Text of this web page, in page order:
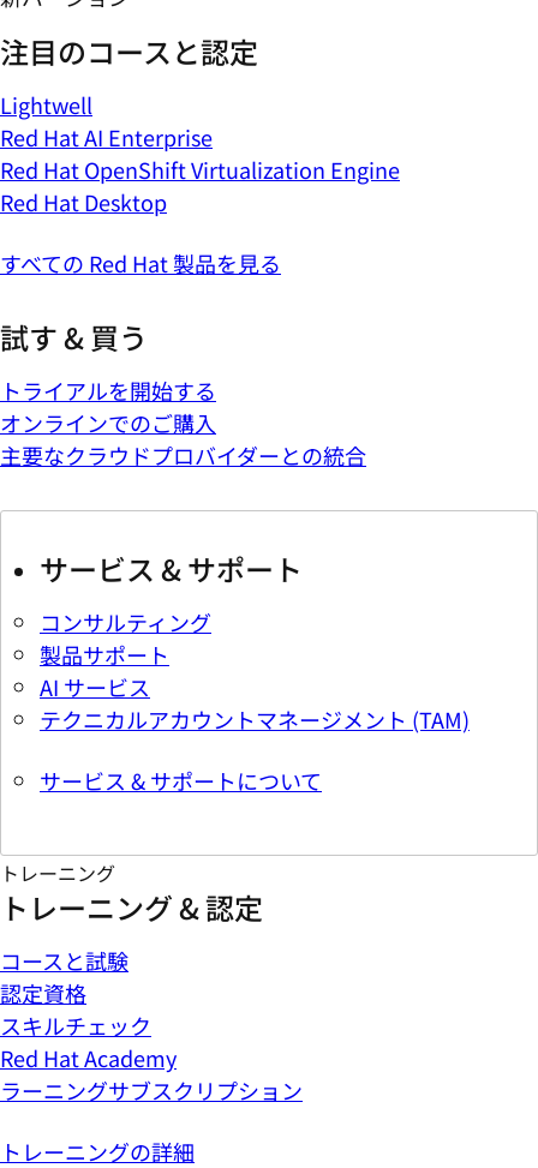
注目のコースと認定
Lightwell
Red Hat AI Enterprise
Red Hat OpenShift Virtualization Engine
Red Hat Desktop
すべての Red Hat 製品を見る
試す & 買う
トライアルを開始する
オンラインでのご購入
主要なクラウドプロバイダーとの統合
サービス & サポート
コンサルティング
製品サポート
AI サービス
テクニカルアカウントマネージメント (TAM)
サービス & サポートについて
トレーニング
トレーニング & 認定
コースと試験
認定資格
スキルチェック
Red Hat Academy
ラーニングサブスクリプション
トレーニングの詳細